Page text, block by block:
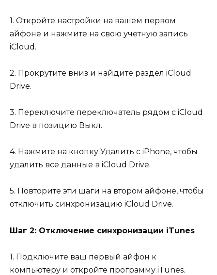
1. Откройте настройки на вашем первом
айфоне и нажмите на свою учетную запись
iCloud.
2. Прокрутите вниз и найдите раздел iCloud
Drive.
3. Переключите переключатель рядом с iCloud
Drive в позицию Выкл.
4. Нажмите на кнопку Удалить с iPhone, чтобы
удалить все данные в iCloud Drive.
5. Повторите эти шаги на втором айфоне, чтобы
отключить синхронизацию iCloud Drive.
Шаг 2: Отключение синхронизации iTunes
1. Подключите ваш первый айфон к
компьютеру и откройте программу iTunes.